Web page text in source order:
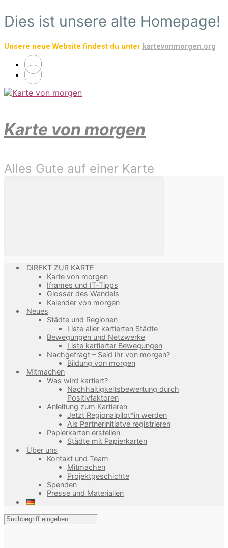
Zum
Hauptinhalt
Dies ist unsere alte Homepage!
Unsere neue Website findest du unter kartevonmorgen.org
Karte von morgen
Alles Gute auf einer Karte
DIREKT ZUR KARTE
Karte von morgen
Iframes und IT-Tipps
Glossar des Wandels
Kalender von morgen
Neues
Städte und Regionen
Liste aller kartierten Städte
Bewegungen und Netzwerke
Liste kartierter Bewegungen
Nachgefragt – Seid ihr von morgen?
Bildung von morgen
Mitmachen
Was wird kartiert?
Nachhaltigkeitsbewertung durch
Positivfaktoren
Anleitung zum Kartieren
Jetzt Regionalpilot*in werden
Als Partnerinitiatve registrieren
Papierkarten erstellen
Städte mit Papierkarten
Über uns
Kontakt und Team
Mitmachen
Projektgeschichte
Spenden
Presse und Materialien